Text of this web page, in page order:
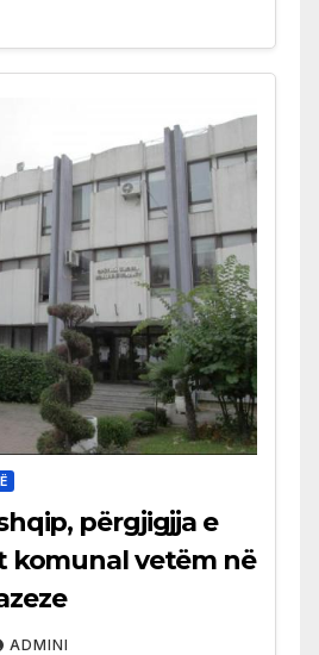
përgjigjja e
komunal vetëm në
ADMINI